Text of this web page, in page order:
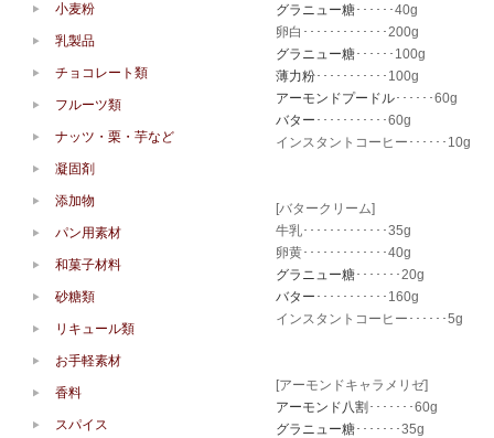
グラニュー糖･･････40g
卵白･････････････200g
グラニュー糖･･････100g
薄力粉･･･････････100g
アーモンドプードル･･････60g
バター ･･･････････60g
インスタントコーヒー･･････10g
[バタークリーム]
牛乳･････････････35g
卵黄･････････････40g
グラニュー糖･･･････20g
バター ･･･････････160g
インスタントコーヒー･･････5g
[アーモンドキャラメリゼ]
アーモンド八割 ･･･････60g
グラニュー糖･･･････35g
小麦粉
乳製品
チョコレート類
フルーツ類
ナッツ・栗・芋など
凝固剤
添加物
パン用素材
和菓子材料
砂糖類
リキュール類
お手軽素材
香料
スパイス